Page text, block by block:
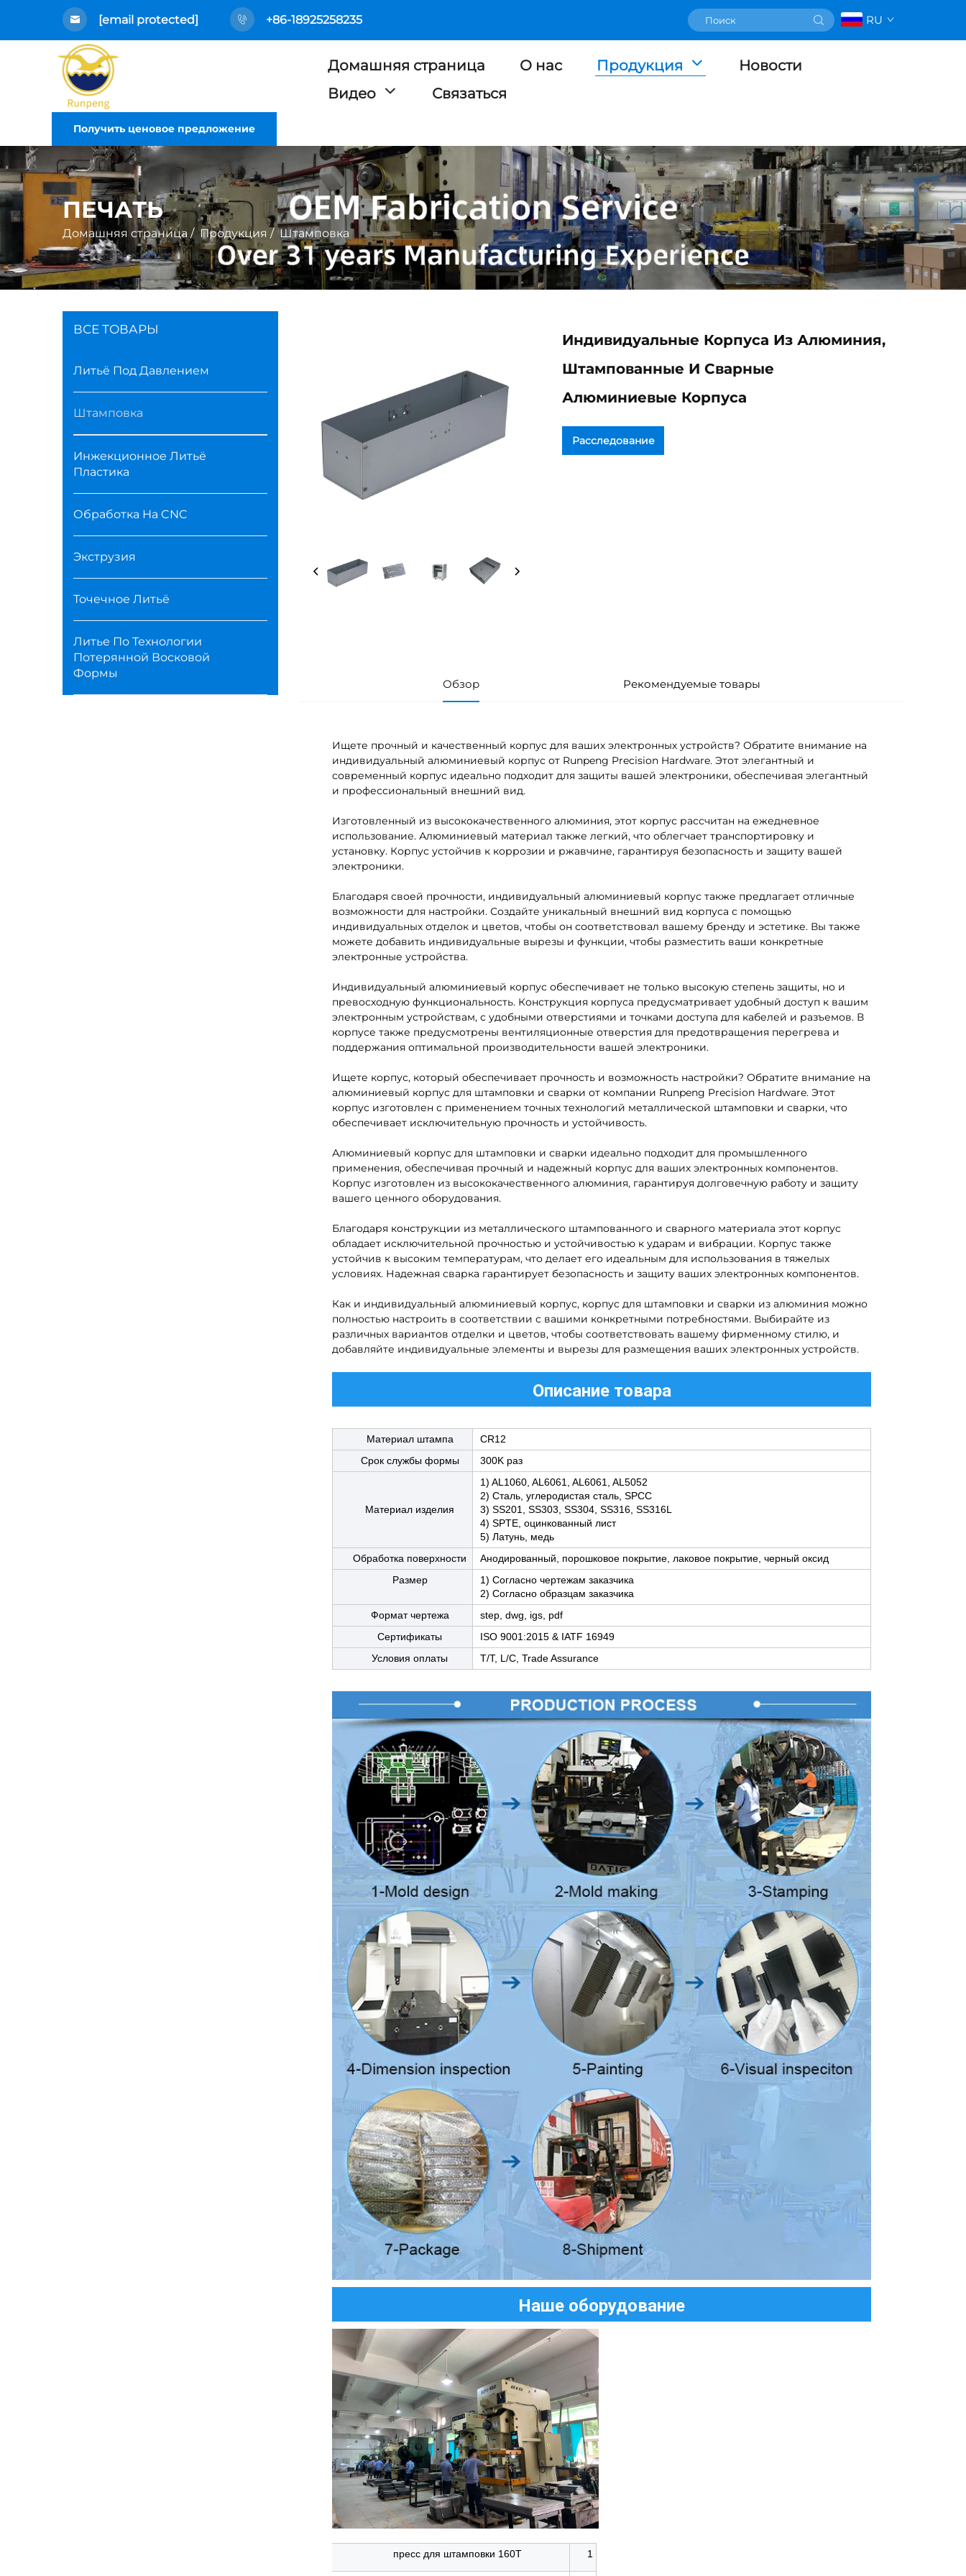
[email protected] +86-18925258235 RU
Домашняя страница О нас Продукция
Новости
Видео
Связаться
Получить ценовое предложение
ПЕЧАТЬ
Домашняя страница /Продукция /Штамповка
ВСЕ ТОВАРЫ
Литьё Под Давлением
Штамповка
Инжекционное Литьё
Пластика
Обработка На CNC
Экструзия
Точечное Литьё
Литье По Технологии
Потерянной Восковой
Формы
Индивидуальные Корпуса Из Алюминия,
Штампованные И Сварные
Алюминиевые Корпуса
Расследование
Обзор Рекомендуемые товары
Ищете прочный и качественный корпус для ваших электронных устройств? Обратите внимание на
индивидуальный алюминиевый корпус от Runpeng Precision Hardware. Этот элегантный и
современный корпус идеально подходит для защиты вашей электроники, обеспечивая элегантный
и профессиональный внешний вид.
Изготовленный из высококачественного алюминия, этот корпус рассчитан на ежедневное
использование. Алюминиевый материал также легкий, что облегчает транспортировку и
установку. Корпус устойчив к коррозии и ржавчине, гарантируя безопасность и защиту вашей
электроники.
Благодаря своей прочности, индивидуальный алюминиевый корпус также предлагает отличные
возможности для настройки. Создайте уникальный внешний вид корпуса с помощью
индивидуальных отделок и цветов, чтобы он соответствовал вашему бренду и эстетике. Вы также
можете добавить индивидуальные вырезы и функции, чтобы разместить ваши конкретные
электронные устройства.
Индивидуальный алюминиевый корпус обеспечивает не только высокую степень защиты, но и
превосходную функциональность. Конструкция корпуса предусматривает удобный доступ к вашим
электронным устройствам, с удобными отверстиями и точками доступа для кабелей и разъемов. В
корпусе также предусмотрены вентиляционные отверстия для предотвращения перегрева и
поддержания оптимальной производительности вашей электроники.
Ищете корпус, который обеспечивает прочность и возможность настройки? Обратите внимание на
алюминиевый корпус для штамповки и сварки от компании Runpeng Precision Hardware. Этот
корпус изготовлен с применением точных технологий металлической штамповки и сварки, что
обеспечивает исключительную прочность и устойчивость.
Алюминиевый корпус для штамповки и сварки идеально подходит для промышленного
применения, обеспечивая прочный и надежный корпус для ваших электронных компонентов.
Корпус изготовлен из высококачественного алюминия, гарантируя долговечную работу и защиту
вашего ценного оборудования.
Благодаря конструкции из металлического штампованного и сварного материала этот корпус
обладает исключительной прочностью и устойчивостью к ударам и вибрации. Корпус также
устойчив к высоким температурам, что делает его идеальным для использования в тяжелых
условиях. Надежная сварка гарантирует безопасность и защиту ваших электронных компонентов.
Как и индивидуальный алюминиевый корпус, корпус для штамповки и сварки из алюминия можно
полностью настроить в соответствии с вашими конкретными потребностями. Выбирайте из
различных вариантов отделки и цветов, чтобы соответствовать вашему фирменному стилю, и
добавляйте индивидуальные элементы и вырезы для размещения ваших электронных устройств.
Описание товара
Материал штампа
CR12
Срок службы формы
300K раз
Материал изделия
1) AL1060, AL6061, AL6061, AL5052
2) Сталь, углеродистая сталь, SPCC
3) SS201, SS303, SS304, SS316, SS316L
4) SPTE, оцинкованный лист
5) Латунь, медь
Обработка поверхности
Анодированный, порошковое покрытие, лаковое покрытие, черный оксид
Размер
1) Согласно чертежам заказчика
2) Согласно образцам заказчика
Формат чертежа
step, dwg, igs, pdf
Сертификаты
ISO 9001:2015 & IATF 16949
Условия оплаты
T/T, L/C, Trade Assurance
Наше оборудование
пресс для штамповки 160T 1